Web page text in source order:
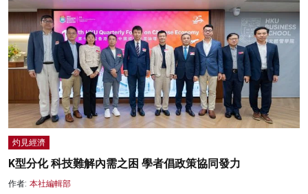
灼見經濟
K型分化 科技難解內需之困 學者倡政策協同發力
作者: 本社編輯部